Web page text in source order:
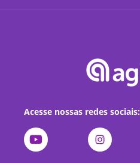
Acesse nossas redes sociais: